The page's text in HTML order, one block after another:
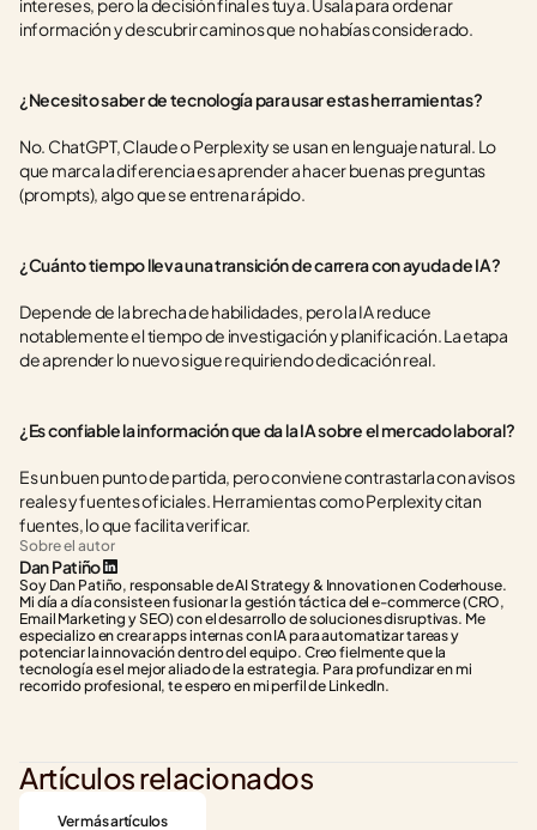
intereses, pero la decisión final es tuya. Usala para ordenar
información y descubrir caminos que no habías considerado.
¿Necesito saber de tecnología para usar estas herramientas?
No. ChatGPT, Claude o Perplexity se usan en lenguaje natural. Lo
que marca la diferencia es aprender a hacer buenas preguntas
(prompts), algo que se entrena rápido.
¿Cuánto tiempo lleva una transición de carrera con ayuda de IA?
Depende de la brecha de habilidades, pero la IA reduce
notablemente el tiempo de investigación y planificación. La etapa
de aprender lo nuevo sigue requiriendo dedicación real.
¿Es confiable la información que da la IA sobre el mercado laboral?
Es un buen punto de partida, pero conviene contrastarla con avisos
reales y fuentes oficiales. Herramientas como Perplexity citan
fuentes, lo que facilita verificar.
Sobre el autor
Dan Patiño
Soy Dan Patiño, responsable de AI Strategy & Innovation en Coderhouse.
Mi día a día consiste en fusionar la gestión táctica del e-commerce (CRO,
Email Marketing y SEO) con el desarrollo de soluciones disruptivas. Me
especializo en crear apps internas con IA para automatizar tareas y
potenciar la innovación dentro del equipo. Creo fielmente que la
tecnología es el mejor aliado de la estrategia. Para profundizar en mi
recorrido profesional, te espero en mi perfil de LinkedIn.
Artículos relacionados
Ver más artículos